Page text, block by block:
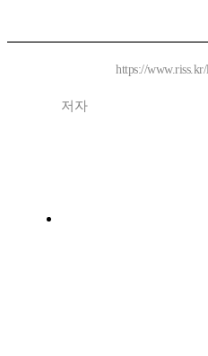
https://
저자